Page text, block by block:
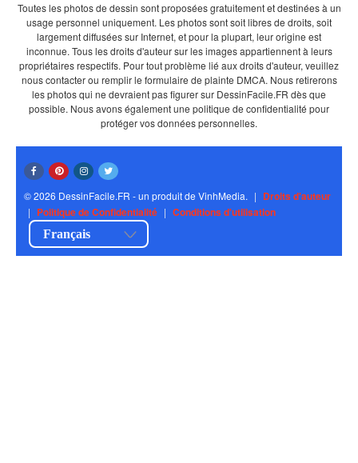
Toutes les photos de dessin sont proposées gratuitement et destinées à un
usage personnel uniquement. Les photos sont soit libres de droits, soit
largement diffusées sur Internet, et pour la plupart, leur origine est
inconnue. Tous les droits d'auteur sur les images appartiennent à leurs
propriétaires respectifs. Pour tout problème lié aux droits d'auteur, veuillez
nous contacter ou remplir le formulaire de plainte DMCA. Nous retirerons
les photos qui ne devraient pas figurer sur DessinFacile.FR dès que
possible. Nous avons également une politique de confidentialité pour
protéger vos données personnelles.
© 2026 DessinFacile.FR - un produit de VinhMedia. | Droits d'auteur
| Politique de Confidentialité | Conditions d'utilisation
Français